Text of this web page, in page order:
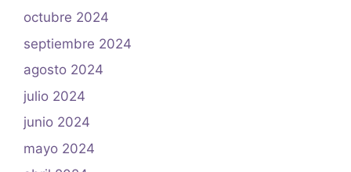
octubre 2024
septiembre 2024
agosto 2024
julio 2024
junio 2024
mayo 2024